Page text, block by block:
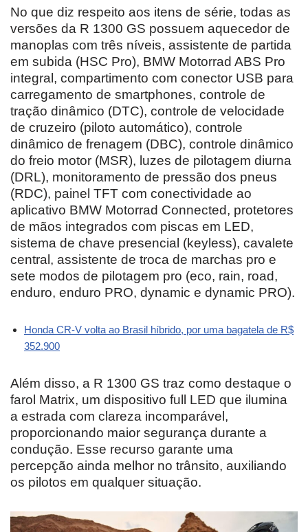
No que diz respeito aos itens de série, todas as
versões da R 1300 GS possuem aquecedor de
manoplas com três níveis, assistente de partida
em subida (HSC Pro), BMW Motorrad ABS Pro
integral, compartimento com conector USB para
carregamento de smartphones, controle de
tração dinâmico (DTC), controle de velocidade
de cruzeiro (piloto automático), controle
dinâmico de frenagem (DBC), controle dinâmico
do freio motor (MSR), luzes de pilotagem diurna
(DRL), monitoramento de pressão dos pneus
(RDC), painel TFT com conectividade ao
aplicativo BMW Motorrad Connected, protetores
de mãos integrados com piscas em LED,
sistema de chave presencial (keyless), cavalete
central, assistente de troca de marchas pro e
sete modos de pilotagem pro (eco, rain, road,
enduro, enduro PRO, dynamic e dynamic PRO).
Honda CR-V volta ao Brasil híbrido, por uma bagatela de R$
352.900
Além disso, a R 1300 GS traz como destaque o
farol Matrix, um dispositivo full LED que ilumina
a estrada com clareza incomparável,
proporcionando maior segurança durante a
condução. Esse recurso garante uma
percepção ainda melhor no trânsito, auxiliando
os pilotos em qualquer situação.